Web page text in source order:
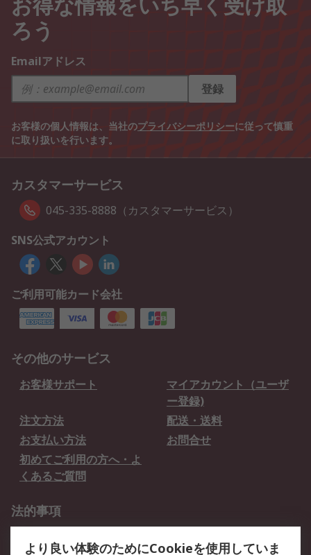
ろう
Emailアドレス
登録
お客様の個人情報は、当社のプライバシーポリシーに従って慎重
に取り扱いを行います。
カスタマーサービス
045-335-8888（カスタマーサービス）
SNS公式アカウント
ご利用可能カード会社
その他のサービス
お客様サポート
マイアカウント（ユーザ
ー登録)
注文方法
配送・送料
お支払い方法
お問合せ
初めてご利用の方へ・よ
くあるご質問
法的事項
より良い体験のためにCookieを使用していま